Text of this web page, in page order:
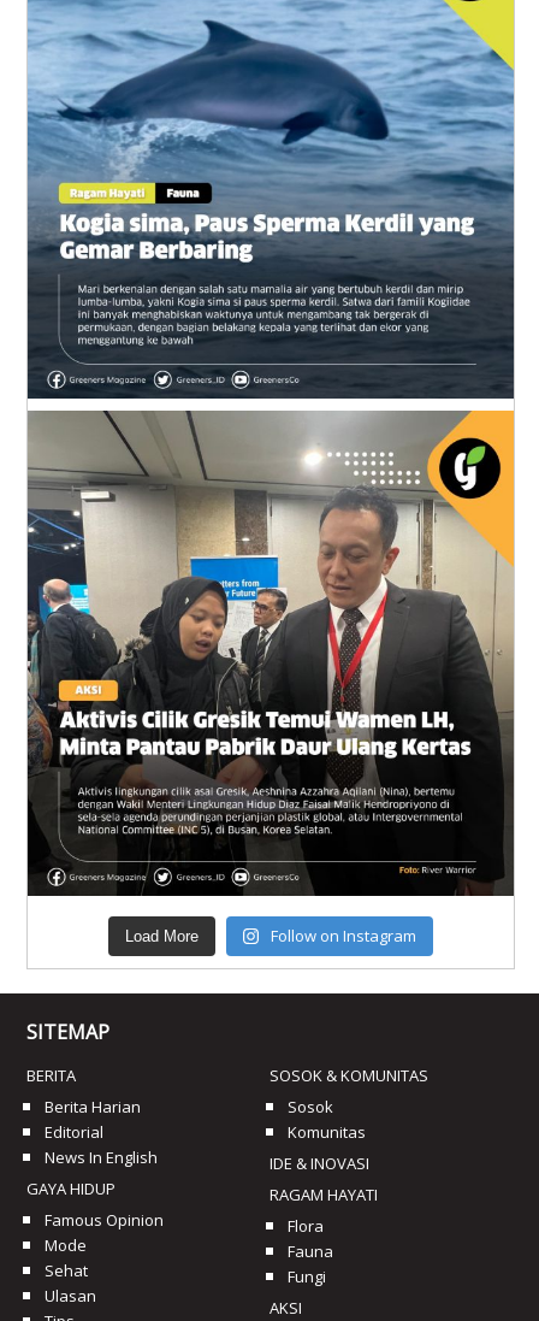
Load More Follow on Instagram
SITEMAP
BERITA
Berita Harian
Editorial
News In English
GAYA HIDUP
Famous Opinion
Mode
Sehat
Ulasan
SOSOK & KOMUNITAS
Sosok
Komunitas
IDE & INOVASI
RAGAM HAYATI
Flora
Fauna
Fungi
AKSI